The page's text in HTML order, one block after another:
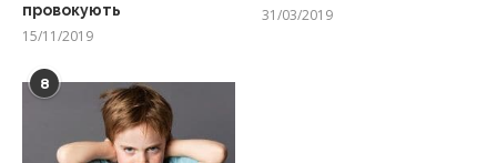
провокують
15/11/2019
31/03/2019
8